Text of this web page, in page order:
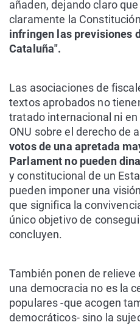
añaden, dejando claro
claramente la
infringen las previsiones
Cataluña".
Las asociaciones de
textos aprobados no
tratado internacional ni
ONU sobre el derecho de
votos de una apretada
Parlament no pueden
y constitucional de un
pueden imponer una
que significa la
único objetivo de
concluyen.
También ponen de
una democracia no es la
populares -que acogen
democráticos- sino la